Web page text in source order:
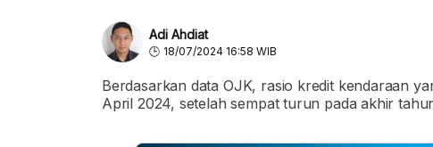
Adi Ahdiat
18/07/2024 16:58 WIB
Berdasarkan data OJK, rasio kredit kendaraan
April 2024, setelah sempat turun pada akhir